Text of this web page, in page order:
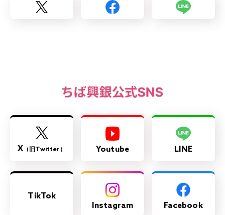
X（旧Twitter） Youtube LINE
TikTok
Instagram
Facebook